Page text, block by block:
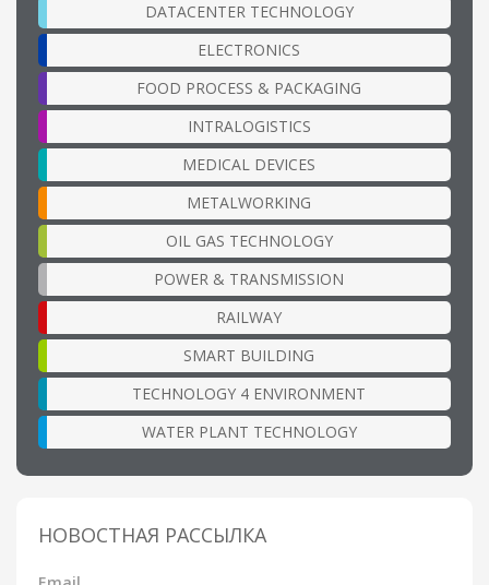
DATACENTER TECHNOLOGY
ELECTRONICS
FOOD PROCESS & PACKAGING
INTRALOGISTICS
MEDICAL DEVICES
METALWORKING
OIL GAS TECHNOLOGY
POWER & TRANSMISSION
RAILWAY
SMART BUILDING
TECHNOLOGY 4 ENVIRONMENT
WATER PLANT TECHNOLOGY
НОВОСТНАЯ РАССЫЛКА